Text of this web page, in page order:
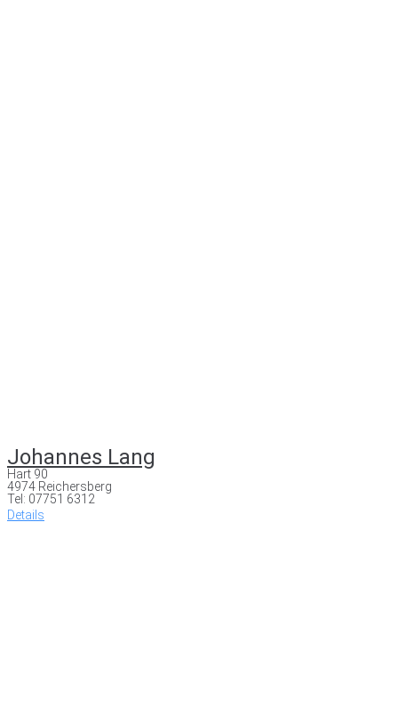
Johannes Lang
Hart 90
4974 Reichersberg
Tel: 07751 6312
Details